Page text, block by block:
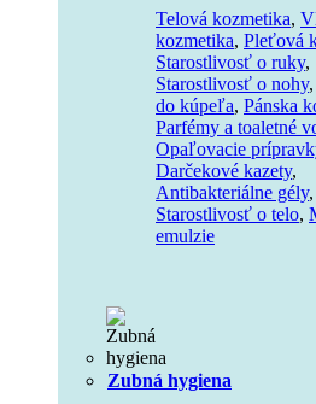
Telová kozmetika,
kozmetika, Pleťová
Starostlivosť o ruky,
Starostlivosť o nohy,
do kúpeľa, Pánska
Parfémy a toaletné
Opaľovacie
Darčekové kazety,
Antibakteriálne gély,
Starostlivosť o telo,
emulzie
Zubná hygiena